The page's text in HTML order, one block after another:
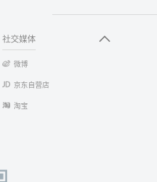
社交媒体
微博
京东自营店
淘宝